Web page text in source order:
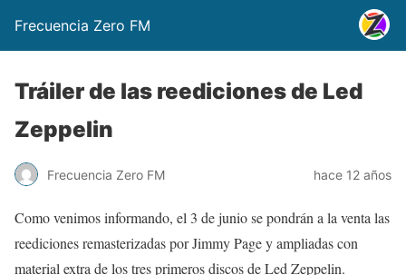
Frecuencia Zero FM
Tráiler de las reediciones de Led
Zeppelin
Frecuencia Zero FM hace 12 años
Como venimos informando, el 3 de junio se pondrán a la venta las
reediciones remasterizadas por Jimmy Page y ampliadas con
material extra de los tres primeros discos de Led Zeppelin.